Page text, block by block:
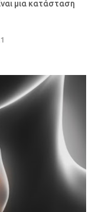
μια κατάσταση